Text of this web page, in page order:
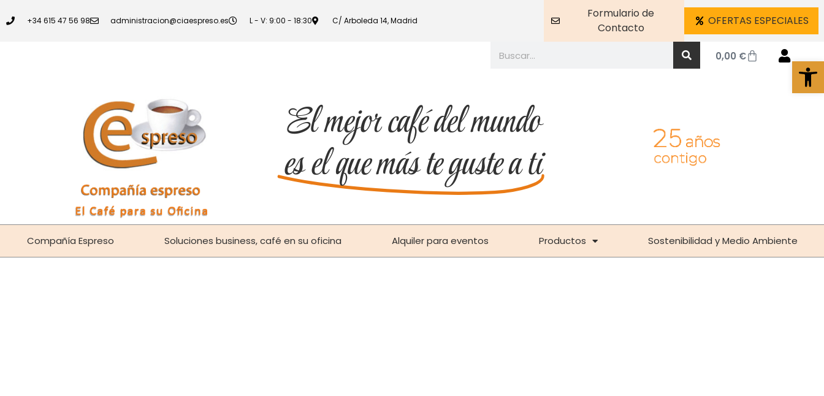
Abrir
+34 615 47 56 98 administracion@ciaespreso.es L - V: 9:00 - 18:30 C/ Arboleda 14, Madrid
Formulario de
Contacto
OFERTAS ESPECIALES
0,00 €
El mejor café del mundo
es el que más te guste a ti
Compañía Espreso Soluciones business, café en su oficina Alquiler para eventos Productos Sostenibilidad y Medio Ambiente